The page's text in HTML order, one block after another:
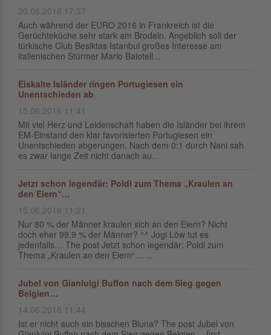
20.06.2016 17:37
Auch während der EURO 2016 in Frankreich ist die
Gerüchteküche sehr stark am Brodeln. Angeblich soll der
türkische Club Besiktas Istanbul großes Interesse am
italienischen Stürmer Mario Balotell...
Eiskalte Isländer ringen Portugiesen ein
Unentschieden ab
15.06.2016 11:41
Mit viel Herz und Leidenschaft haben die Isländer bei ihrem
EM-Einstand den klar favorisierten Portugiesen ein
Unentschieden abgerungen. Nach dem 0:1 durch Nani sah
es zwar lange Zeit nicht danach au...
Jetzt schon legendär: Poldi zum Thema „Kraulen an
den Eiern“…
15.06.2016 11:21
Nur 80 % der Männer kraulen sich an den Eiern? Nicht
doch eher 99,9 % der Männer? ^^ Jogi Löw tut es
jedenfalls… The post Jetzt schon legendär: Poldi zum
Thema „Kraulen an den Eiern“… ...
Jubel von Gianluigi Buffon nach dem Sieg gegen
Belgien…
14.06.2016 11:44
Ist er nicht auch ein bisschen Bluna? The post Jubel von